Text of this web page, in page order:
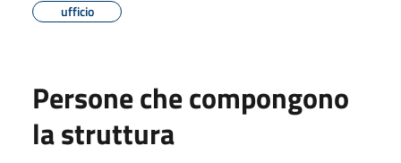
ufficio
Persone che compongono
la struttura